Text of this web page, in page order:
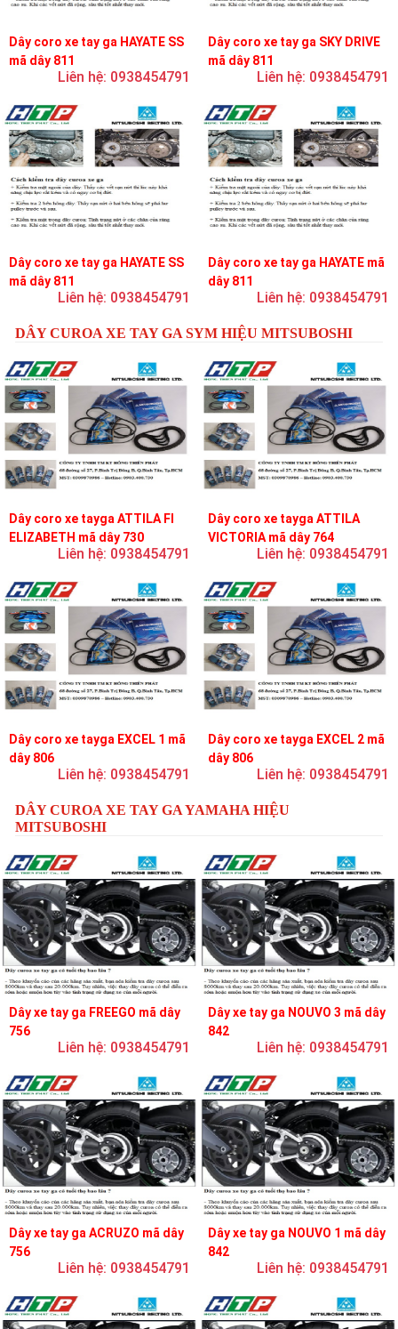
Dây coro xe tay ga HAYATE SS
mã dây 811
Liên hệ: 0938454791
Dây coro xe tay ga SKY DRIVE
mã dây 811
Liên hệ: 0938454791
Dây coro xe tay ga HAYATE SS
mã dây 811
Liên hệ: 0938454791
Dây coro xe tay ga HAYATE mã
dây 811
Liên hệ: 0938454791
DÂY CUROA XE TAY GA SYM HIỆU MITSUBOSHI
Dây coro xe tayga ATTILA FI
ELIZABETH mã dây 730
Liên hệ: 0938454791
Dây coro xe tayga ATTILA
VICTORIA mã dây 764
Liên hệ: 0938454791
Dây coro xe tayga EXCEL 1 mã
dây 806
Liên hệ: 0938454791
Dây coro xe tayga EXCEL 2 mã
dây 806
Liên hệ: 0938454791
DÂY CUROA XE TAY GA YAMAHA HIỆU
MITSUBOSHI
Dây xe tay ga FREEGO mã dây
756
Liên hệ: 0938454791
Dây xe tay ga NOUVO 3 mã dây
842
Liên hệ: 0938454791
Dây xe tay ga ACRUZO mã dây
756
Liên hệ: 0938454791
Dây xe tay ga NOUVO 1 mã dây
842
Liên hệ: 0938454791